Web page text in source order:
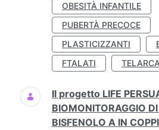
OBESITÀ INFANTILE
PUBERTÀ PRECOCE
PLASTICIZZANTI
FTALATI
Il progetto LIFE
BIOMONITORAGGIO
BISFENOLO A IN